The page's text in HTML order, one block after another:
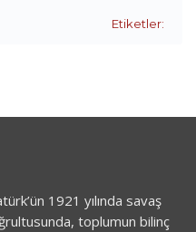
Etiketler:
1921 yılında savaş
toplumun bilinç